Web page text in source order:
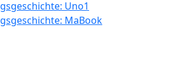
Uno1
MaBook